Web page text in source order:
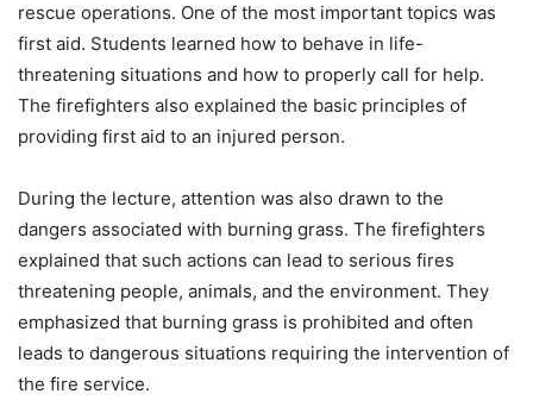
rescue operations. One of the most important topics was
first aid. Students learned how to behave in life-
threatening situations and how to properly call for help.
The firefighters also explained the basic principles of
providing first aid to an injured person.
During the lecture, attention was also drawn to the
dangers associated with burning grass. The firefighters
explained that such actions can lead to serious fires
threatening people, animals, and the environment. They
emphasized that burning grass is prohibited and often
leads to dangerous situations requiring the intervention of
the fire service.